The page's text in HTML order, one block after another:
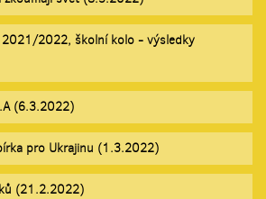
2021/2022, školní kolo - výsledky
(6.3.2022)
pro Ukrajinu (1.3.2022)
(21.2.2022)